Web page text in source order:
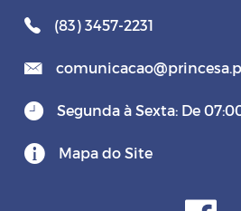
(83) 3457-2231
Segunda à Sexta: De
Mapa do Site